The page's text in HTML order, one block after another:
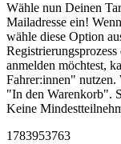
Wähle nun Deinen
Mailadresse ein!
wähle diese Option
anmelden möchtest,
Fahrer:innen"
"In den Warenkorb".
Keine
1783953763